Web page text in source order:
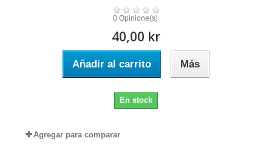
0 Opinione(s)
40,00 kr
Añadir al carrito Más
En stock
Agregar para comparar